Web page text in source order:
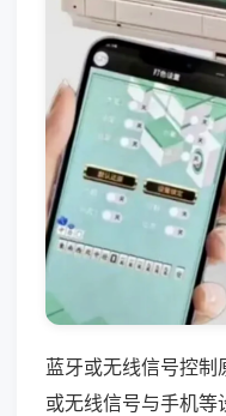
蓝牙或无线信号控制
或无线信号与手机